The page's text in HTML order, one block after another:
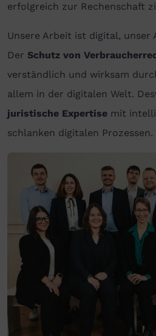
erfolgreich zur Rechenschaft
Unsere Arbeit ist digital, unser
Der Schutz von
verständlich und wirksam
allem in der digitalen Welt.
juristische Expertise mit
schlanken digitalen Prozessen.